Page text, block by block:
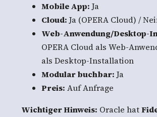
Mobile App: Ja
Cloud: Ja (OPERA Cloud) /
Web-Anwendung/Desktop-
OPERA Cloud als Web-
als Desktop-Installation
Modular buchbar: Ja
Preis: Auf Anfrage
Wichtiger Hinweis: Oracle hat